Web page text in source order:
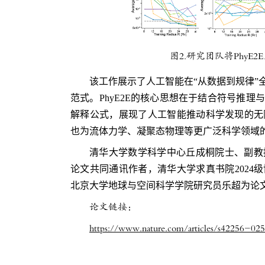
图2.研究团队将
该工作展示了人工智能在“从数据到规律
范式。PhyE2E的核心思想在于结合符号推理
解释公式，展现了人工智能推动科学发现的
也为流体力学、凝聚态物理等更广泛科学领域
清华大学数学科学中心丘成桐院士、副教
论文共同通讯作者，清华大学求真书院2024
北京大学地球与空间科学学院研究员乐超为论
论文链接：
https://www.nature.com/articles/s42256-